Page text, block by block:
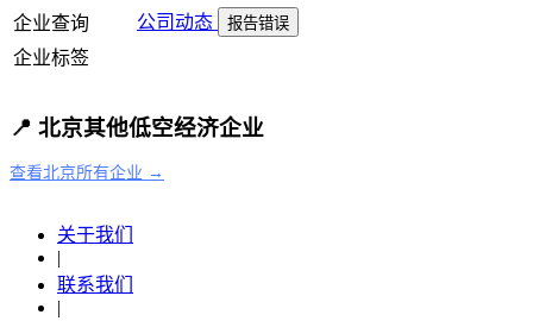
企业查询
公司动态 报告错误
企业标签
📍 北京其他低空经济企业
查看北京所有企业 →
关于我们
|
联系我们
|